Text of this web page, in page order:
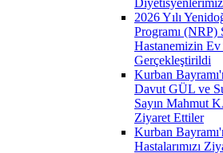
2026 Yılı
Programı (NRP)
Hastanemizin
Gerçekleştirildi
Kurban
Davut GÜL ve
Sayın Mahmut
Ziyaret Ettiler
Kurban
Hastalarımızı